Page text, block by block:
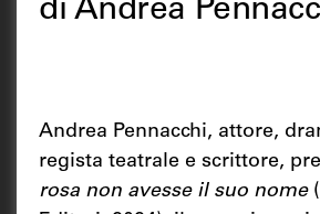
di Andrea
Andrea Pennacchi, attore,
regista teatrale e scrittore,
rosa non avesse il suo nome(